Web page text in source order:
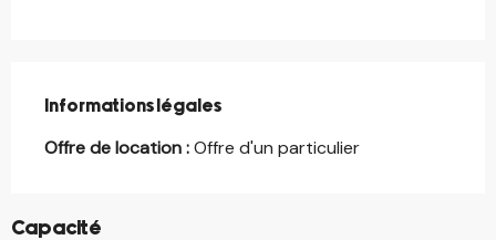
Informations légales
Informations légales
Offre de location :Offre d'un particulier
Capacité